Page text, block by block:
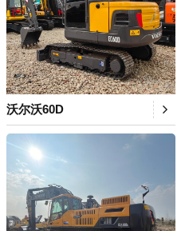
沃尔沃60D